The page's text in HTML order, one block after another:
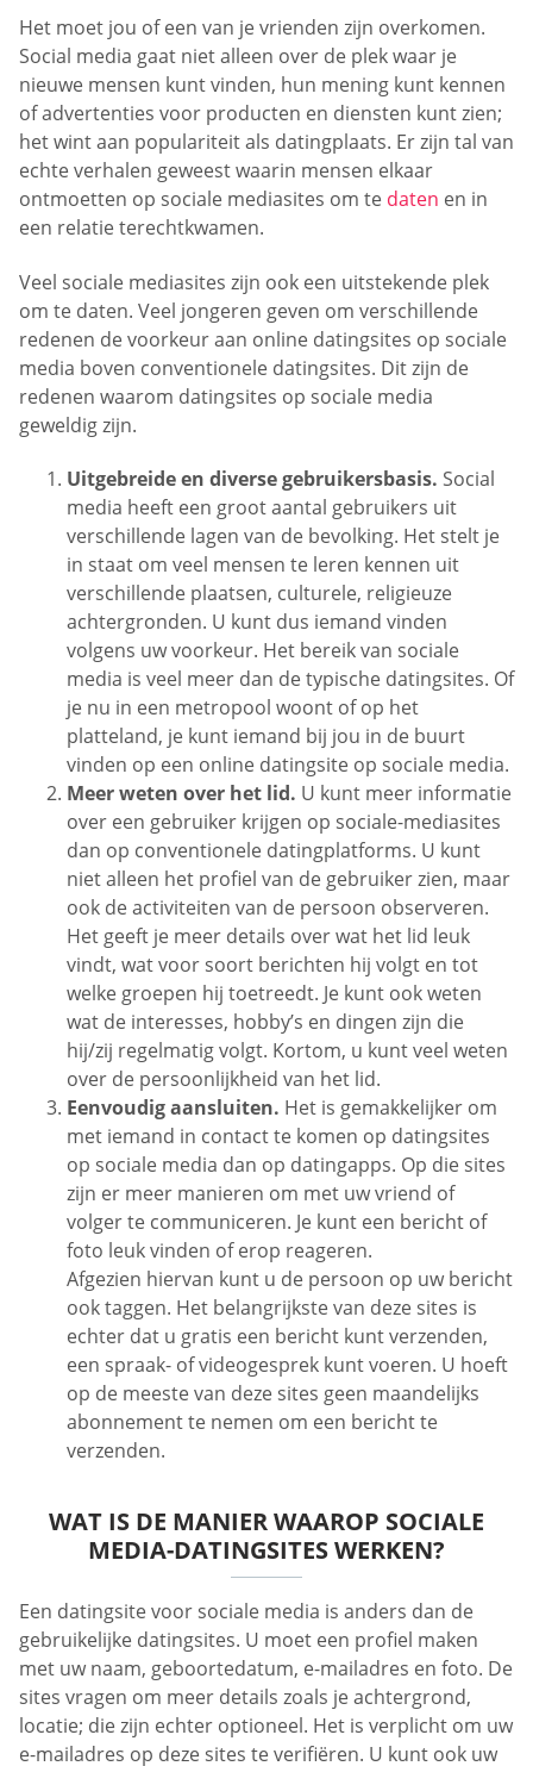
Het moet jou of een van je vrienden zijn overkomen.
Social media gaat niet alleen over de plek waar je
nieuwe mensen kunt vinden, hun mening kunt kennen
of advertenties voor producten en diensten kunt zien;
het wint aan populariteit als datingplaats. Er zijn tal van
echte verhalen geweest waarin mensen elkaar
ontmoetten op sociale mediasites om te daten en in
een relatie terechtkwamen.
Veel sociale mediasites zijn ook een uitstekende plek
om te daten. Veel jongeren geven om verschillende
redenen de voorkeur aan online datingsites op sociale
media boven conventionele datingsites. Dit zijn de
redenen waarom datingsites op sociale media
geweldig zijn.
Uitgebreide en diverse gebruikersbasis. Social
media heeft een groot aantal gebruikers uit
verschillende lagen van de bevolking. Het stelt je
in staat om veel mensen te leren kennen uit
verschillende plaatsen, culturele, religieuze
achtergronden. U kunt dus iemand vinden
volgens uw voorkeur. Het bereik van sociale
media is veel meer dan de typische datingsites. Of
je nu in een metropool woont of op het
platteland, je kunt iemand bij jou in de buurt
vinden op een online datingsite op sociale media.
Meer weten over het lid. U kunt meer informatie
over een gebruiker krijgen op sociale-mediasites
dan op conventionele datingplatforms. U kunt
niet alleen het profiel van de gebruiker zien, maar
ook de activiteiten van de persoon observeren.
Het geeft je meer details over wat het lid leuk
vindt, wat voor soort berichten hij volgt en tot
welke groepen hij toetreedt. Je kunt ook weten
wat de interesses, hobby’s en dingen zijn die
hij/zij regelmatig volgt. Kortom, u kunt veel weten
over de persoonlijkheid van het lid.
Eenvoudig aansluiten. Het is gemakkelijker om
met iemand in contact te komen op datingsites
op sociale media dan op datingapps. Op die sites
zijn er meer manieren om met uw vriend of
volger te communiceren. Je kunt een bericht of
foto leuk vinden of erop reageren.
Afgezien hiervan kunt u de persoon op uw bericht
ook taggen. Het belangrijkste van deze sites is
echter dat u gratis een bericht kunt verzenden,
een spraak- of videogesprek kunt voeren. U hoeft
op de meeste van deze sites geen maandelijks
abonnement te nemen om een bericht te
verzenden.
WAT IS DE MANIER WAAROP SOCIALE
MEDIA-DATINGSITES WERKEN?
Een datingsite voor sociale media is anders dan de
gebruikelijke datingsites. U moet een profiel maken
met uw naam, geboortedatum, e-mailadres en foto. De
sites vragen om meer details zoals je achtergrond,
locatie; die zijn echter optioneel. Het is verplicht om uw
e-mailadres op deze sites te verifiëren. U kunt ook uw